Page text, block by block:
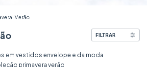
Verão
FILTRAR
em vestidos envelope e da moda
primavera verão